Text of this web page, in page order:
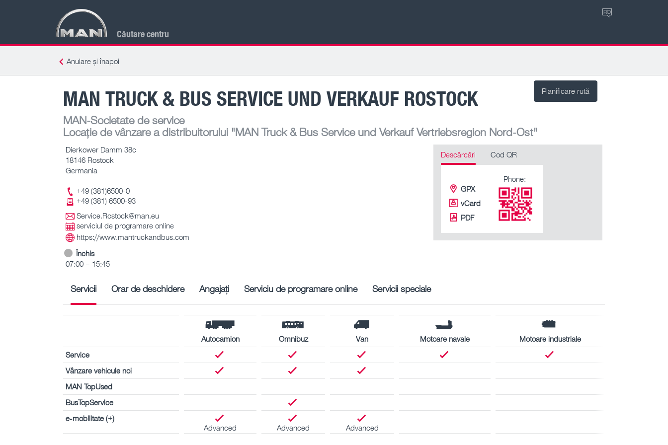
Căutare centru
RO
Anulare și înapoi
Planificare rută
MAN TRUCK & BUS SERVICE UND VERKAUF ROSTOCK
MAN-Societate de service
Locație de vânzare a distribuitorului "MAN Truck & Bus Service und Verkauf Vertriebsregion Nord-Ost"
Dierkower Damm 38c
18146 Rostock
Germania
+49 (381)6500-0
+49 (381) 6500-93
Service.Rostock@man.eu
serviciul de programare online
https://www.mantruckandbus.com
Închis
07:00 – 15:45
Descărcări Cod QR
GPX
vCard
PDF
Phone:
Servicii Orar de deschidere Angajați Serviciu de programare online Servicii speciale
Autocamion Omnibuz Van Motoare navale
Motoare industriale
Service
Vânzare vehicule noi
MAN TopUsed
BusTopService
e-mobilitate (+)
Advanced
Advanced Advanced